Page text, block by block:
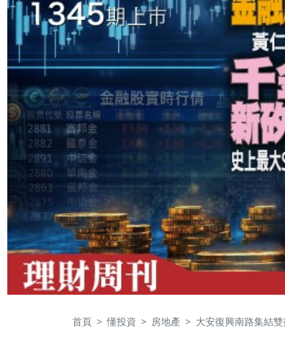
首頁 懂投資 房地產 大安復興南路集結